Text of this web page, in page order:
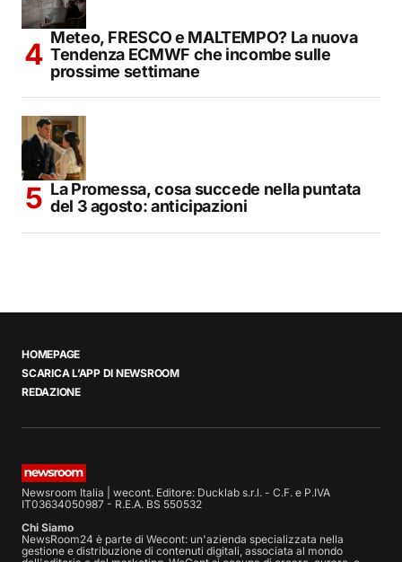
Meteo, FRESCO e MALTEMPO? La nuova
Tendenza ECMWF che incombe sulle
prossime settimane
La Promessa, cosa succede nella puntata
del 3 agosto: anticipazioni
HOMEPAGE
SCARICA L’APP DI NEWSROOM
REDAZIONE
Newsroom Italia | wecont. Editore: Ducklab s.r.l. - C.F. e P.IVA
IT03634050987 - R.E.A. BS 550532
Chi Siamo
NewsRoom24 è parte di Wecont: un'azienda specializzata nella
gestione e distribuzione di contenuti digitali, associata al mondo